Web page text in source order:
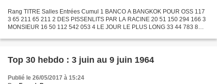
Rang TITRE Salles Entrées Cumul 1 BANCO A BANGKOK POUR OSS 117
3 65 211 65 211 2 DES PISSENLITS PAR LA RACINE 20 51 150 294 166 3
MONSIEUR 16 50 112 542 053 4 LE JOUR LE PLUS LONG 33 44 783 8
Top 30 hebdo : 3 juin au 9 juin 1964
Publié le 26/05/2017 à 15:24